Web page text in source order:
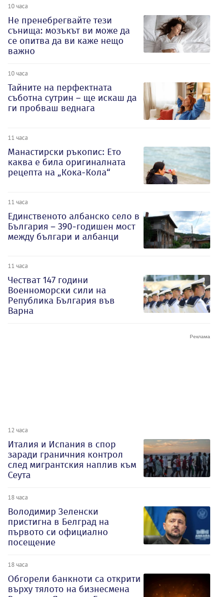
10 часа
Не пренебрегвайте тези
сънища: мозъкът ви може да
се опитва да ви каже нещо
важно
10 часа
Тайните на перфектната
съботна сутрин – ще искаш да
ги пробваш веднага
11 часа
Манастирски ръкопис: Ето
каква е била оригиналната
рецепта на „Кока-Кола“
11 часа
Единственото албанско село в
България – 390-годишен мост
между българи и албанци
11 часа
Честват 147 години
Военноморски сили на
Република България във
Варна
12 часа
Италия и Испания в спор
заради граничния контрол
след мигрантския наплив към
Сеута
18 часа
Володимир Зеленски
пристигна в Белград на
първото си официално
посещение
18 часа
Обгорели банкноти са открити
върху тялото на бизнесмена